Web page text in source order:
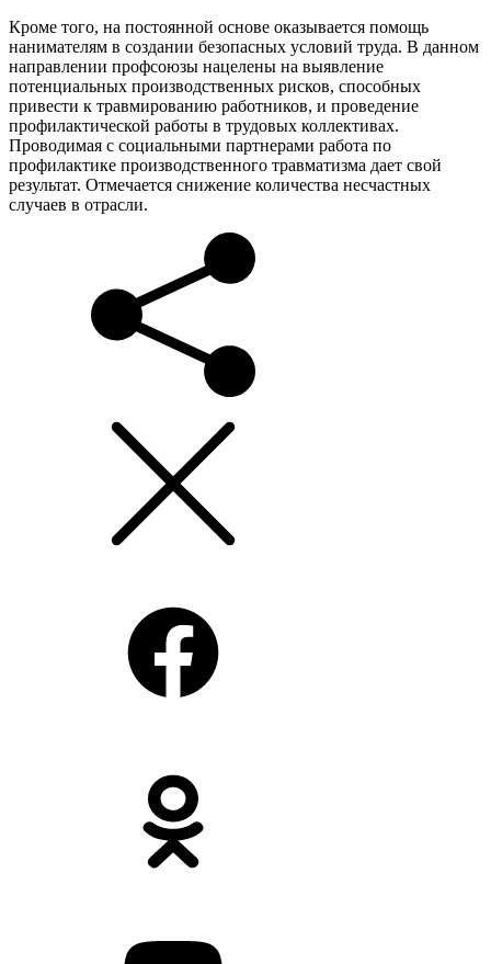
Кроме того, на постоянной основе оказывается помощь
нанимателям в создании безопасных условий труда. В данном
направлении профсоюзы нацелены на выявление
потенциальных производственных рисков, способных
привести к травмированию работников, и проведение
профилактической работы в трудовых коллективах.
Проводимая с социальными партнерами работа по
профилактике производственного травматизма дает свой
результат. Отмечается снижение количества несчастных
случаев в отрасли.